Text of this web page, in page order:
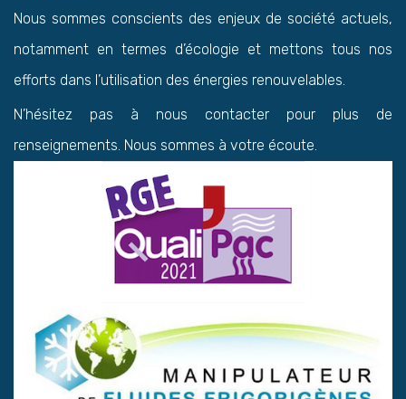
Nous sommes conscients des enjeux de société actuels,
notamment en termes d’écologie et mettons tous nos
efforts dans l’utilisation des énergies renouvelables.
N’hésitez pas à nous contacter pour plus de
renseignements. Nous sommes à votre écoute.